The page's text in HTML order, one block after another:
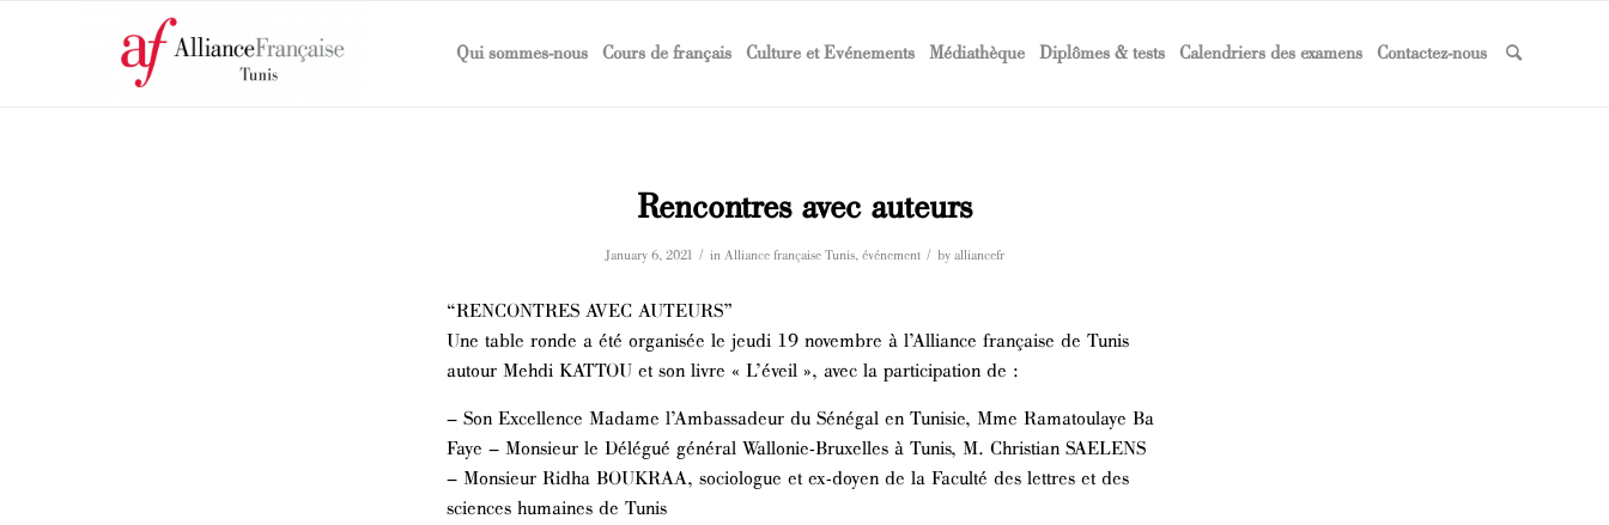
Qui sommes-nous Cours de français Culture et Evénements Médiathèque Diplômes & tests Calendriers des examens Contactez-nous
Rencontres avec auteurs
January 6, 2021 / in Alliance française Tunis, événement / by alliancefr
“RENCONTRES AVEC AUTEURS”
Une table ronde a été organisée le jeudi 19 novembre à l’Alliance française de Tunis
autour Mehdi KATTOU et son livre « L’éveil », avec la participation de :
– Son Excellence Madame l’Ambassadeur du Sénégal en Tunisie, Mme Ramatoulaye Ba
Faye – Monsieur le Délégué général Wallonie-Bruxelles à Tunis, M. Christian SAELENS
– Monsieur Ridha BOUKRAA, sociologue et ex-doyen de la Faculté des lettres et des
sciences humaines de Tunis